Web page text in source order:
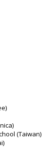
(Taiwan)